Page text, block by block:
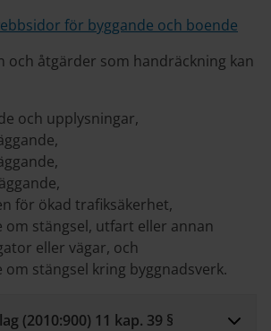
för byggande och boende
och åtgärder som handräckning kan
och upplysningar,
för ökad trafiksäkerhet,
om stängsel, utfart eller annan
eller vägar, och
om stängsel kring byggnadsverk.
(2010:900) 11 kap. 39 §